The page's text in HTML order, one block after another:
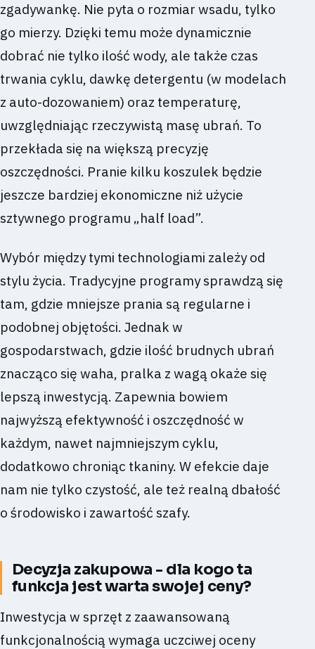
zgadywankę. Nie pyta o rozmiar wsadu, tylko
go mierzy. Dzięki temu może dynamicznie
dobrać nie tylko ilość wody, ale także czas
trwania cyklu, dawkę detergentu (w modelach
z auto-dozowaniem) oraz temperaturę,
uwzględniając rzeczywistą masę ubrań. To
przekłada się na większą precyzję
oszczędności. Pranie kilku koszulek będzie
jeszcze bardziej ekonomiczne niż użycie
sztywnego programu „half load”.
Wybór między tymi technologiami zależy od
stylu życia. Tradycyjne programy sprawdzą się
tam, gdzie mniejsze prania są regularne i
podobnej objętości. Jednak w
gospodarstwach, gdzie ilość brudnych ubrań
znacząco się waha, pralka z wagą okaże się
lepszą inwestycją. Zapewnia bowiem
najwyższą efektywność i oszczędność w
każdym, nawet najmniejszym cyklu,
dodatkowo chroniąc tkaniny. W efekcie daje
nam nie tylko czystość, ale też realną dbałość
o środowisko i zawartość szafy.
Decyzja zakupowa - dla kogo ta
funkcja jest warta swojej ceny?
Inwestycja w sprzęt z zaawansowaną
funkcjonalnością wymaga uczciwej oceny